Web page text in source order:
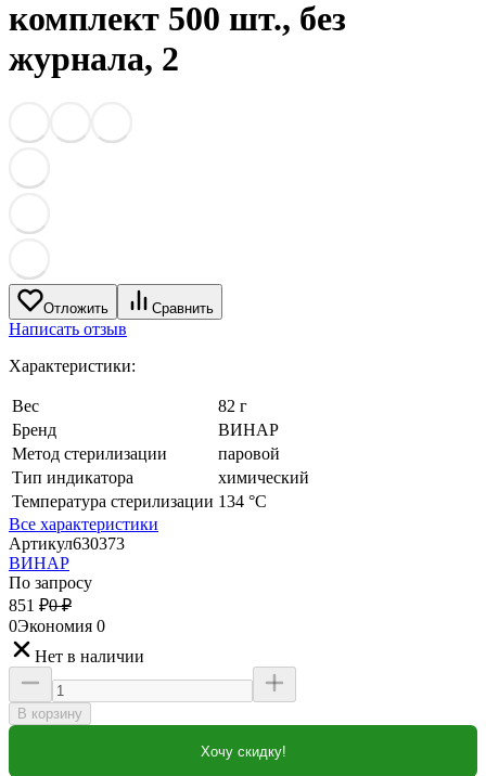
комплект 500 шт., без
журнала, 2
Отложить Сравнить
Написать отзыв
Характеристики:
Вес
82 г
Бренд
ВИНАР
Метод стерилизации
паровой
Тип индикатора
химический
Температура стерилизации 134 °C
Все характеристики
Артикул630373
ВИНАР
По запросу
851 ₽0 ₽
0Экономия 0
Нет в наличии
В корзину
Хочу скидку!